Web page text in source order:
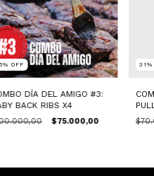
% OFF
DÍA DEL AMIGO #3:
BACK RIBS X4
$75.000,00
31
+ 6